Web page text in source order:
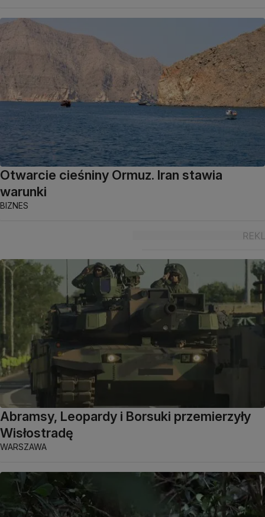
Otwarcie cieśniny Ormuz. Iran stawia
warunki
BIZNES
Abramsy, Leopardy i Borsuki przemierzyły
Wisłostradę
WARSZAWA